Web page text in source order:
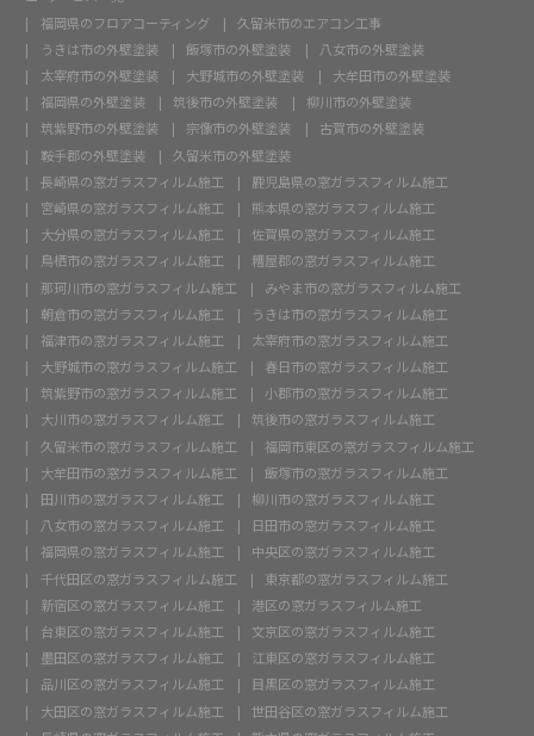
福岡県のフロアコーティング
久留米市のエアコン工事
うきは市の外壁塗装
飯塚市の外壁塗装
八女市の外壁塗装
太宰府市の外壁塗装
大野城市の外壁塗装
大牟田市の外壁塗装
福岡県の外壁塗装
筑後市の外壁塗装
柳川市の外壁塗装
筑紫野市の外壁塗装
宗像市の外壁塗装
古賀市の外壁塗装
鞍手郡の外壁塗装
久留米市の外壁塗装
長崎県の窓ガラスフィルム施工
鹿児島県の窓ガラスフィルム施工
宮崎県の窓ガラスフィルム施工
熊本県の窓ガラスフィルム施工
大分県の窓ガラスフィルム施工
佐賀県の窓ガラスフィルム施工
鳥栖市の窓ガラスフィルム施工
糟屋郡の窓ガラスフィルム施工
那珂川市の窓ガラスフィルム施工
みやま市の窓ガラスフィルム施工
朝倉市の窓ガラスフィルム施工
うきは市の窓ガラスフィルム施工
福津市の窓ガラスフィルム施工
太宰府市の窓ガラスフィルム施工
大野城市の窓ガラスフィルム施工
春日市の窓ガラスフィルム施工
筑紫野市の窓ガラスフィルム施工
小郡市の窓ガラスフィルム施工
大川市の窓ガラスフィルム施工
筑後市の窓ガラスフィルム施工
久留米市の窓ガラスフィルム施工
福岡市東区の窓ガラスフィルム施工
大牟田市の窓ガラスフィルム施工
飯塚市の窓ガラスフィルム施工
田川市の窓ガラスフィルム施工
柳川市の窓ガラスフィルム施工
八女市の窓ガラスフィルム施工
日田市の窓ガラスフィルム施工
福岡県の窓ガラスフィルム施工
中央区の窓ガラスフィルム施工
千代田区の窓ガラスフィルム施工
東京都の窓ガラスフィルム施工
新宿区の窓ガラスフィルム施工
港区の窓ガラスフィルム施工
台東区の窓ガラスフィルム施工
文京区の窓ガラスフィルム施工
墨田区の窓ガラスフィルム施工
江東区の窓ガラスフィルム施工
品川区の窓ガラスフィルム施工
目黒区の窓ガラスフィルム施工
大田区の窓ガラスフィルム施工
世田谷区の窓ガラスフィルム施工